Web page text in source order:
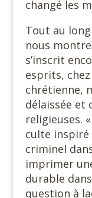
changé les
Tout au
nous
s’inscrit
esprits,
chrétienne,
délaissée
religieuses.
culte inspiré
criminel
imprimer
durable dans
question à